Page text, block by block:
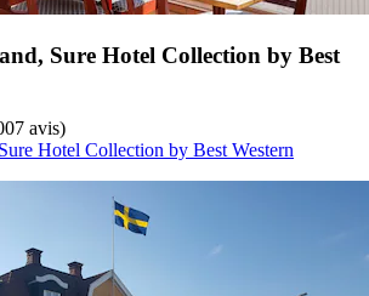
Sure Hotel Collection by Best
avis)
Hotel Collection by Best Western